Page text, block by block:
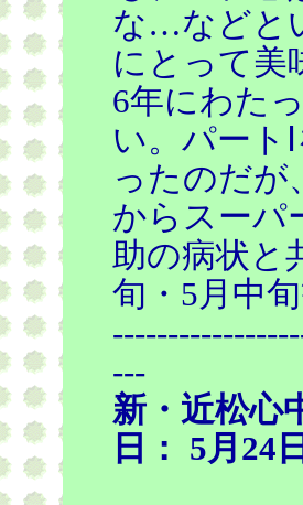
な…などと
にとって美
6年にわた
い。パート
ったのだ
からスーパ
助の病状と
旬・5月中旬
---
新・近松
日： 5月24